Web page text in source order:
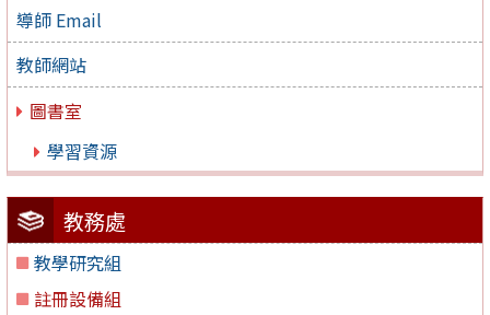
導師 Email
教師網站
圖書室
學習資源
教務處
教學研究組
註冊設備組